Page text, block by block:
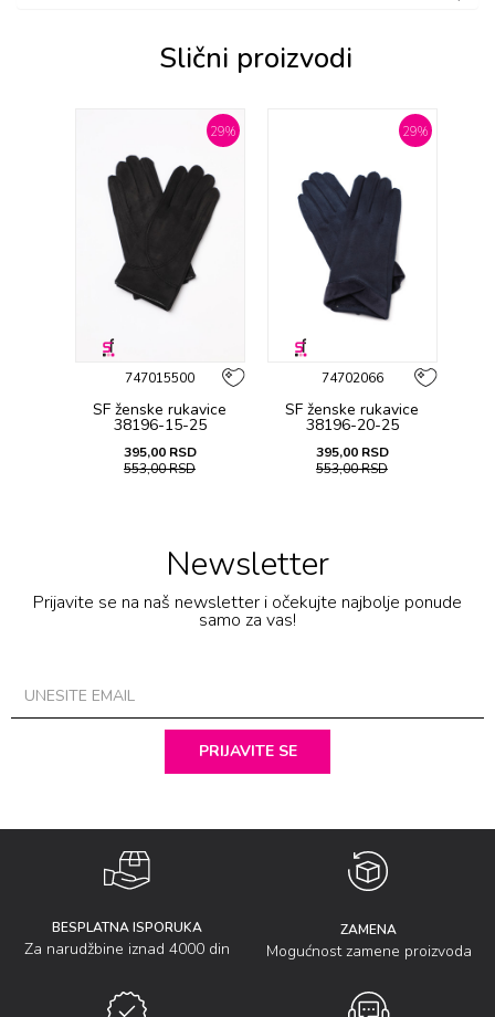
Slični proizvodi
29%
747015500
SF ženske rukavicе
38196-15-25
395,00 RSD
553,00RSD
29%
74702066
SF ženske rukavicе
38196-20-25
395,00 RSD
553,00RSD
Newsletter
Prijavite se na naš newsletter i očekujte najbolje ponude
samo za vas!
PRIJAVITE SE
BESPLATNA ISPORUKA
Za narudžbine iznad 4000 din
ZAMENA
Mogućnost zamene proizvoda